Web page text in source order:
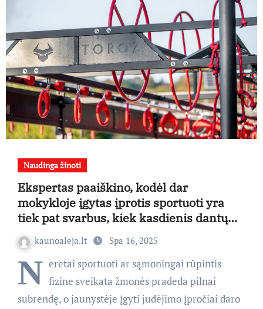
Naudinga žinoti
Ekspertas paaiškino, kodėl dar
mokykloje įgytas įprotis sportuoti yra
tiek pat svarbus, kiek kasdienis dantų
valymas
kaunoaleja.lt Spa 16, 2025
N eretai sportuoti ar sąmoningai rūpintis
fizine sveikata žmonės pradeda pilnai
subrendę, o jaunystėje įgyti judėjimo įpročiai daro